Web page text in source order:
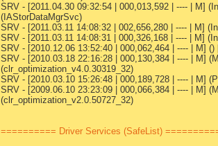
SRV - [2011.04.30 09:32:54 | 000,013,592 | ---- | M]
(IAStorDataMgrSvc)
SRV - [2011.03.11 14:08:32 | 002,656,280 | ---- | M]
SRV - [2011.03.11 14:08:31 | 000,326,168 | ---- | M]
SRV - [2010.12.06 13:52:40 | 000,062,464 | ---- | M]
SRV - [2010.03.18 22:16:28 | 000,130,384 | ---- | M]
(clr_optimization_v4.0.30319_32)
SRV - [2010.03.10 15:26:48 | 000,189,728 | ---- | M]
SRV - [2009.06.10 23:23:09 | 000,066,384 | ---- | M]
(clr_optimization_v2.0.50727_32)
========== Driver Services (SafeList)